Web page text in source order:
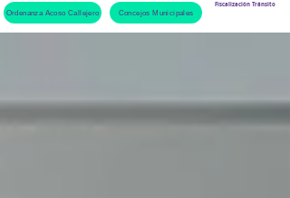
Ordenanza Acoso Callejero Concejos Municipales
Fiscalización Tránsito